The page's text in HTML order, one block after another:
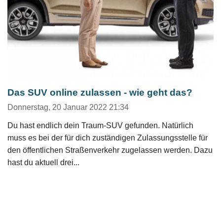
Das SUV online zulassen - wie geht das?
Donnerstag, 20 Januar 2022 21:34
Du hast endlich dein Traum-SUV gefunden. Natürlich
muss es bei der für dich zuständigen Zulassungsstelle für
den öffentlichen Straßenverkehr zugelassen werden. Dazu
hast du aktuell drei...